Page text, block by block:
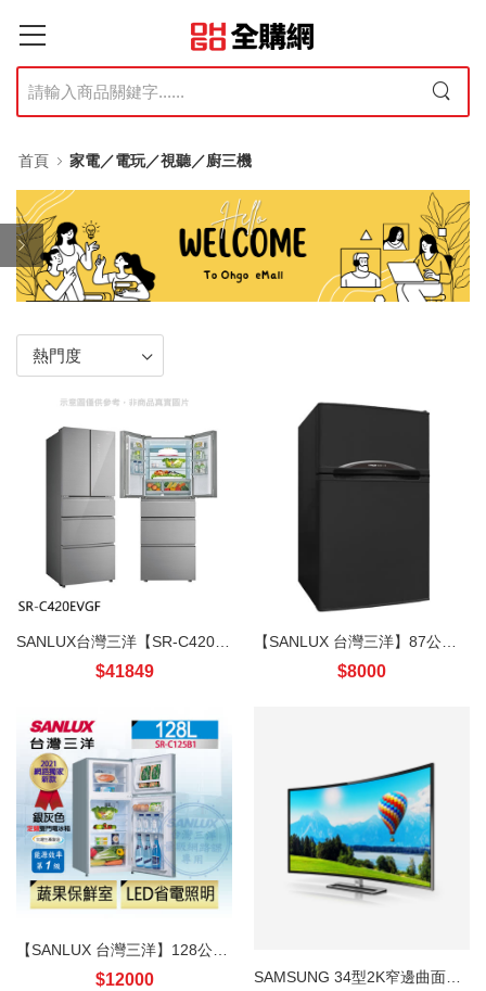
首頁 家電／電玩／視聽／廚三機
SANLUX台灣三洋【SR-C420EVGF】420公升五門變頻冰箱
$41849
【SANLUX 台灣三洋】87公升一級能效雙門冰箱(SR-C90B1)
$8000
【SANLUX 台灣三洋】128公升一級能效雙門定頻冰箱(SR-C125B1)
$12000 SAMSUNG 34型2K窄邊曲面電腦螢幕001